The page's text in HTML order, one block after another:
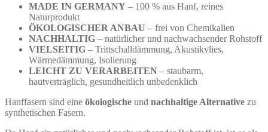
MADE IN GERMANY – 100 % aus Hanf, reines
Naturprodukt
ÖKOLOGISCHER ANBAU – frei von Chemikalien
NACHHALTIG – natürlicher und nachwachsender Rohstoff
VIELSEITIG – Trittschalldämmung, Akustikvlies,
Wärmedämmung, Isolierung
LEICHT ZU VERARBEITEN – staubarm,
hautverträglich, gesundheitlich unbedenklich
Hanffasern sind eine ökologische und nachhaltige Alternative zu
synthetischen Fasern.